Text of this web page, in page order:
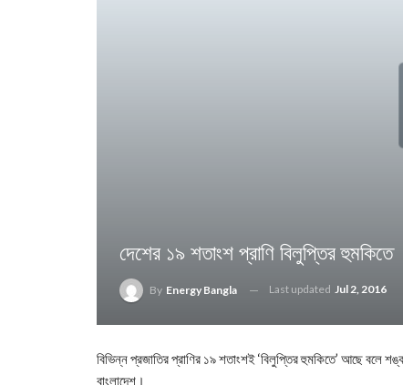
দেশের ১৯ শতাংশ প্রাণি বিলুপ্তির হুমকিতে
By Energy Bangla Last updated Jul 2, 2016
বিভিন্ন প্রজাতির প্রাণির ১৯ শতাংশই ‘বিলুপ্তির হুমকিতে’ আছে বলে
বাংলাদেশ।